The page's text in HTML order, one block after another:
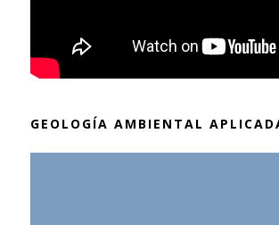
GEOLOGÍA AMBIENTAL